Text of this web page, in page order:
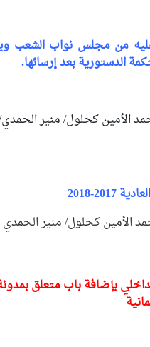
من مجلس نواب الشعب
الدستورية بعد إرسائها.
الأمين كحلول/منير الحمدي
2018
الأمين كحلول/منير الحمدي
بتنقيح النظام الداخلي بإضافة باب